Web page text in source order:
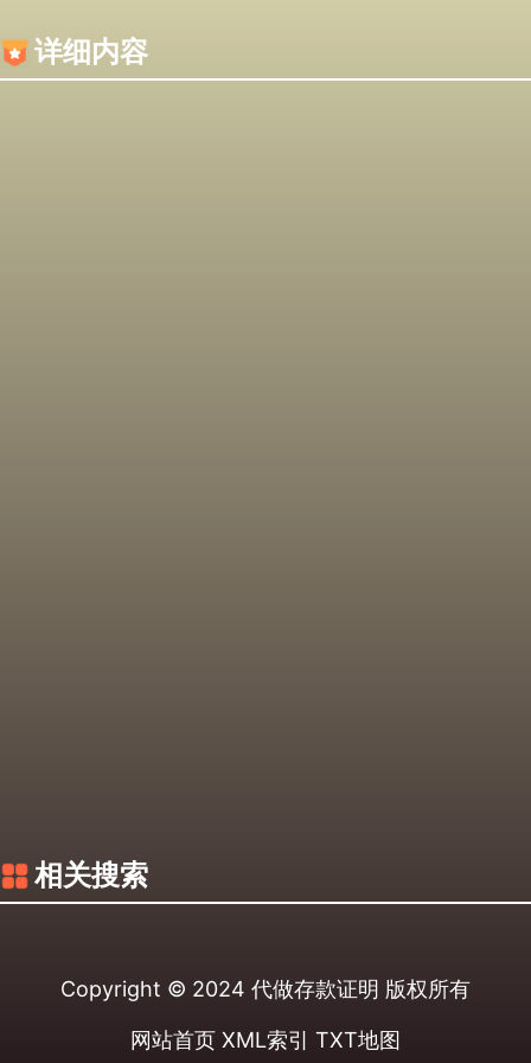
详细内容
相关搜索
Copyright © 2024 代做存款证明 版权所有
网站首页 XML索引 TXT地图